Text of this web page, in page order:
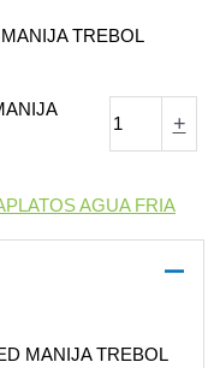
TREBOL
+
AGUA FRIA
MANIJA TREBOL